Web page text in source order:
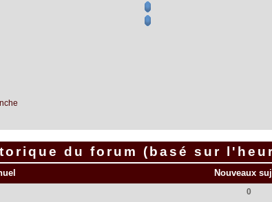
du forum (basé sur
Nouveaux
0